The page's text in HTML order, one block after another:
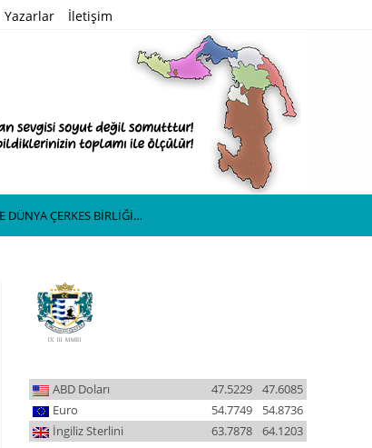
Yazarlar İletişim
DÜNYA ÇERKES BİRLİĞİ…
ABD Doları 47.6085
47.5229
Euro
54.8736
54.7749
İngiliz Sterlini
64.1203
63.7878